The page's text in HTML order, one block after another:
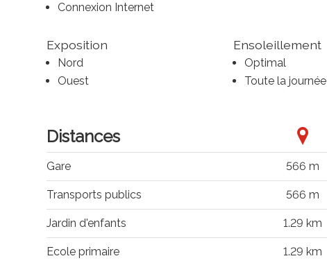
Connexion Internet
Exposition
Nord
Ouest
Ensoleillement
Optimal
Toute la journée
Distances
Gare 566 m
Transports publics 566 m
Jardin d'enfants 1.29 km
Ecole primaire 1.29 km